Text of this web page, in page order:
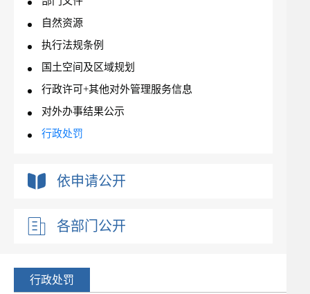
自然资源
执行法规条例
国土空间及区域规划
行政许可+其他对外管理服务信息
对外办事结果公示
行政处罚
依申请公开
各部门公开
行政处罚